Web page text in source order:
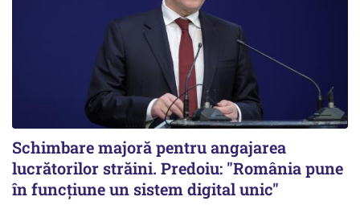
Schimbare majoră pentru angajarea
lucrătorilor străini. Predoiu: "România pune
în funcțiune un sistem digital unic"